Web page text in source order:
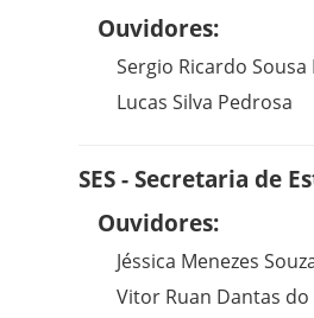
Ouvidores:
Sergio Ricardo Sousa
Lucas Silva Pedrosa
SES - Secretaria de
Ouvidores:
Jéssica Menezes
Vitor Ruan Dantas